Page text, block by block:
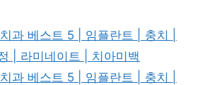
과 베스트 5 | 임플란트 | 충치 |
| 라미네이트 | 치아미백
과 베스트 5 | 임플란트 | 충치 |